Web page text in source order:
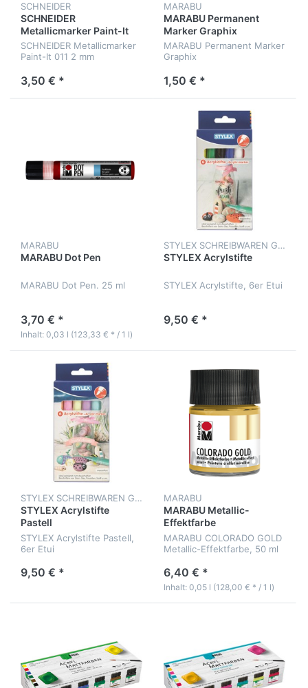
SCHNEIDER
SCHNEIDER
Metallicmarker Paint-It
011
SCHNEIDER Metallicmarker
Paint-It 011 2 mm
3,50 € *
MARABU
MARABU Permanent
Marker Graphix
MARABU Permanent Marker
Graphix
1,50 € *
MARABU
MARABU Dot Pen
MARABU Dot Pen. 25 ml
3,70 € *
Inhalt: 0,03 l (123,33 € * / 1 l)
STYLEX SCHREIBWAREN GMBH
STYLEX Acrylstifte
STYLEX Acrylstifte, 6er Etui
9,50 € *
STYLEX SCHREIBWAREN GMBH
STYLEX Acrylstifte
Pastell
STYLEX Acrylstifte Pastell,
6er Etui
9,50 € *
MARABU
MARABU Metallic-
Effektfarbe
MARABU COLORADO GOLD
Metallic-Effektfarbe, 50 ml
6,40 € *
Inhalt: 0,05 l (128,00 € * / 1 l)